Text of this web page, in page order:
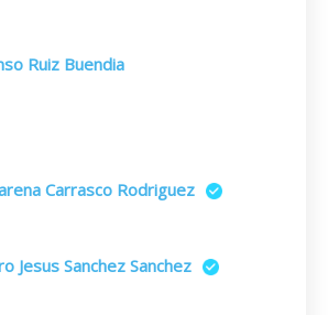
Ruiz Buendia
Carrasco Rodriguez
Jesus Sanchez Sanchez